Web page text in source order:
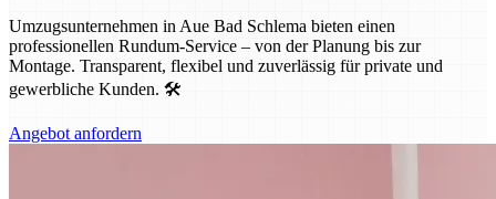
Umzugsunternehmen in Aue Bad Schlema bieten einen
professionellen Rundum-Service – von der Planung bis zur
Montage. Transparent, flexibel und zuverlässig für private und
gewerbliche Kunden. 🛠️
Angebot anfordern